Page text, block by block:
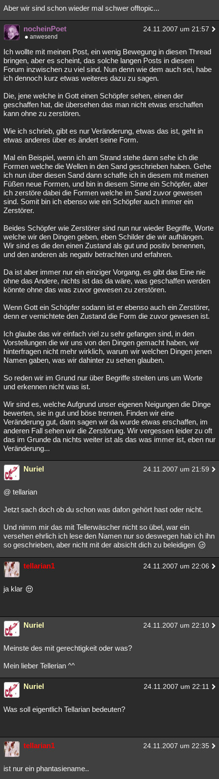
Aber wir sind schon wieder mal schwer offtopic...
nocheinPoet 24.11.2007 um 21:57
anwesend
Ich wollte mit meinen Post, ein wenig Bewegung in diesen Thread
bringen, aber es scheint, das solche langen Posts in diesem
Forum inzwischen zu viel sind. Nun denn wie dem auch sei, habe
ich dennoch kurz etwas weiteres dazu zu sagen.
Die, jene welche in Gott einen Schöpfer sehen, einen der
geschaffen hat, die übersehen das man nicht etwas erschaffen
kann ohne zu zerstören.
Wie ich schrieb, gibt es nur Veränderung, etwas das ist, geht in
etwas anderes über es ändert seine Form.
Mal ein Beispiel, wenn ich am Strand stehe dann sehe ich die
Formen welche die Wellen in den Sand geschrieben haben. Gehe
ich nun über diesen Sand dann schaffe ich in diesem mit meinen
Füßen neue Formen, und bin in diesem Sinne ein Schöpfer, aber
ich zerstöre dabei die Formen welche im Sand zuvor gewesen
sind. Somit bin ich ebenso wie ein Schöpfer auch immer ein
Zerstörer.
Beides Schöpfer wie Zerstörer sind nun nur wieder Begriffe, Worte
welche wir den Dingen geben, eben Schilder die wir aufhängen.
Wir sind es die den einen Zustand als gut und positiv benennen,
und den anderen als negativ betrachten und erfahren.
Da ist aber immer nur ein einziger Vorgang, es gibt das Eine nie
ohne das Andere, nichts ist das da wäre, was geschaffen werden
könnte ohne das was zuvor gewesen zu zerstören.
Wenn Gott ein Schöpfer sodann ist er ebenso auch ein Zerstörer,
denn er vernichtete den Zustand die Form die zuvor gewesen ist.
Ich glaube das wir einfach viel zu sehr gefangen sind, in den
Vorstellungen die wir uns von den Dingen gemacht haben, wir
hinterfragen nicht mehr wirklich, warum wir welchen Dingen jenen
Namen gaben, was wir dahinter zu sehen glauben.
So reden wir im Grund nur über Begriffe streiten uns um Worte
und erkennen nicht was ist.
Wir sind es, welche Aufgrund unser eigenen Neigungen die Dinge
bewerten, sie in gut und böse trennen. Finden wir eine
Veränderung gut, dann sagen wir da wurde etwas erschaffen, im
anderen Fall sehen wir die Zerstörung. Wir vergessen leider zu oft
das im Grunde da nichts weiter ist als das was immer ist, eben nur
Veränderung...
Nuriel 24.11.2007 um 21:59
@ tellarian
Jetzt sach doch ob du schon was dafon gehört hast oder nicht.
Und nimm mir das mit Tellerwäscher nicht so übel, war ein
versehen ehrlich ich lese den Namen nur so deswegen hab ich ihn
so geschrieben, aber nicht mit der absicht dich zu beleidigen
tellarian1 24.11.2007 um 22:06
ja klar
Nuriel 24.11.2007 um 22:10
Meinste des mit gerechtigkeit oder was?
Mein lieber Tellerian ^^
Nuriel 24.11.2007 um 22:11
Was soll eigentlich Tellarian bedeuten?
tellarian1 24.11.2007 um 22:35
ist nur ein phantasiename..